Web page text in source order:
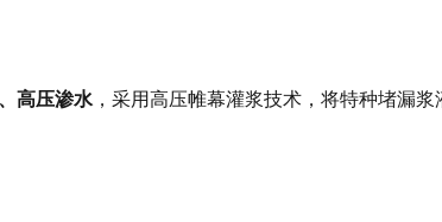
高压渗水 ，采用高压帷幕灌浆技术，将特种堵漏